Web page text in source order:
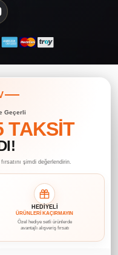
Geçerli
TAKSİT
şimdi değerlendirin.
HEDİYELİ
ÜRÜNLERİ KAÇIRMAYIN
Özel hediye setli ürünlerde
avantajlı alışveriş fırsatı